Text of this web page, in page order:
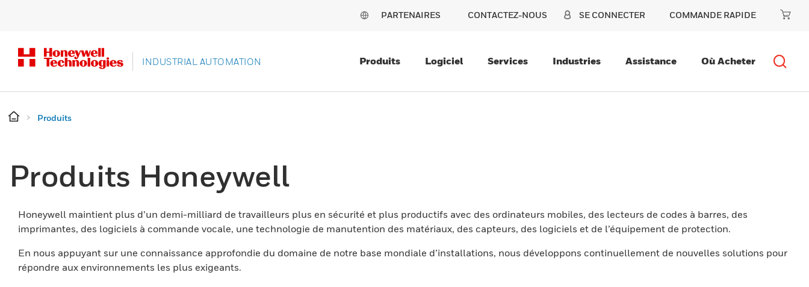
PARTENAIRES CONTACTEZ-NOUS SE CONNECTER COMMANDE RAPIDE
INDUSTRIAL AUTOMATION Produits Logiciel Services Industries Assistance Où Acheter
Produits
Produits Honeywell
Honeywell maintient plus d’un demi-milliard de travailleurs plus en sécurité et plus productifs avec des ordinateurs mobiles, des lecteurs de codes à barres, des
imprimantes, des logiciels à commande vocale, une technologie de manutention des matériaux, des capteurs, des logiciels et de l’équipement de protection.
En nous appuyant sur une connaissance approfondie du domaine de notre base mondiale d’installations, nous développons continuellement de nouvelles solutions pour
répondre aux environnements les plus exigeants.